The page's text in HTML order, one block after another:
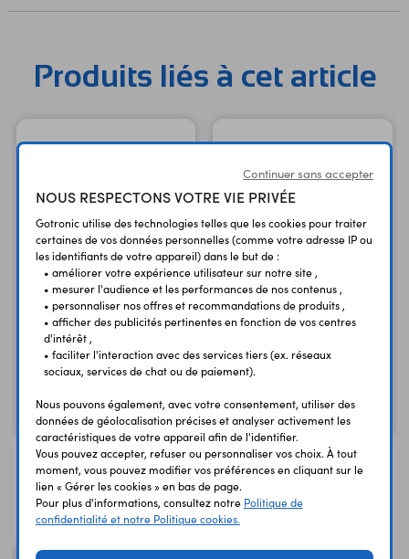
Produits liés à cet article
Cordon 2m USB161/2
USB A - mini-USB B
M/M
2,17 € HT Code : 48578
Module PhidgetSBC4
SBC3003_0
MB
124,92 € Code : 35523
Vous avez déja consulté
Continuer sans accepter
NOUS RESPECTONS VOTRE VIE PRIVÉE
Gotronic utilise des technologies telles que les cookies pour traiter
certaines de vos données personnelles (comme votre adresse IP ou
les identifiants de votre appareil) dans le but de :
• améliorer votre expérience utilisateur sur notre site ,
• mesurer l'audience et les performances de nos contenus ,
• personnaliser nos offres et recommandations de produits ,
• afficher des publicités pertinentes en fonction de vos centres
d'intérêt ,
• faciliter l'interaction avec des services tiers (ex. réseaux
sociaux, services de chat ou de paiement).
Nous pouvons également, avec votre consentement, utiliser des
données de géolocalisation précises et analyser activement les
caractéristiques de votre appareil afin de l'identifier.
Vous pouvez accepter, refuser ou personnaliser vos choix. À tout
moment, vous pouvez modifier vos préférences en cliquant sur le
lien « Gérer les cookies » en bas de page.
Pour plus d'informations, consultez notre Politique de
confidentialité et notre Politique cookies.